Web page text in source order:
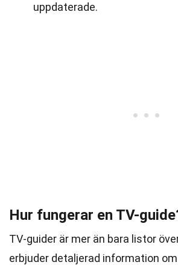
uppdaterade.
Hur fungerar en TV-
TV-guider är mer än bara listor
erbjuder detaljerad information